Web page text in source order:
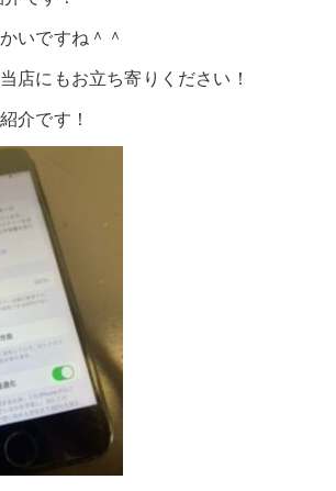
＾＾
お立ち寄りください！
！